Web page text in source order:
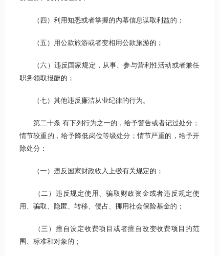
（四）利用知悉或者掌握的内幕信息谋取利益的；
（五）用公款旅游或者变相用公款旅游的；
（六）违反国家规定，从事、参与营利性活动或者兼任
职务领取报酬的；
（七）其他违反廉洁从业纪律的行为。
第二十条 有下列行为之一的，给予警告或者记过处分；
情节较重的，给予降低岗位等级处分；情节严重的，给予开
除处分：
（一）违反国家财政收入上缴有关规定的；
（二）违反规定使用、骗取财政资金或者违反规定使
用、骗取、隐匿、转移、侵占、挪用社会保险基金的；
（三）擅自设定收费项目或者擅自改变收费项目的范
围、标准和对象的；